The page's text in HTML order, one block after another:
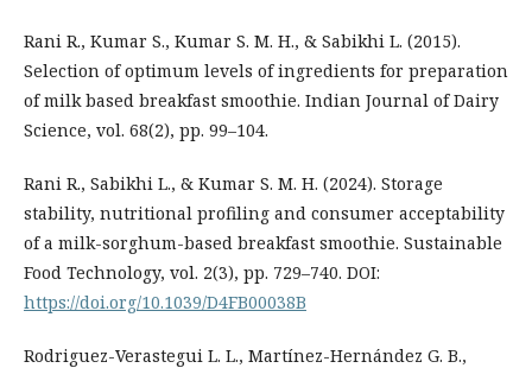
Rani R., Kumar S., Kumar S. M. H., & Sabikhi L. (2015).
Selection of optimum levels of ingredients for preparation
of milk based breakfast smoothie. Indian Journal of Dairy
Science, vol. 68(2), pp. 99–104.
Rani R., Sabikhi L., & Kumar S. M. H. (2024). Storage
stability, nutritional profiling and consumer acceptability
of a milk-sorghum-based breakfast smoothie. Sustainable
Food Technology, vol. 2(3), pp. 729–740. DOI:
https://doi.org/10.1039/D4FB00038B
Rodriguez-Verastegui L. L., Martínez-Hernández G. B.,